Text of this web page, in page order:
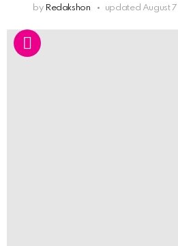
by Redakshon updated August